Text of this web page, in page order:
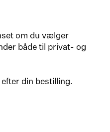
om du vælger
både til privat- og
din bestilling.